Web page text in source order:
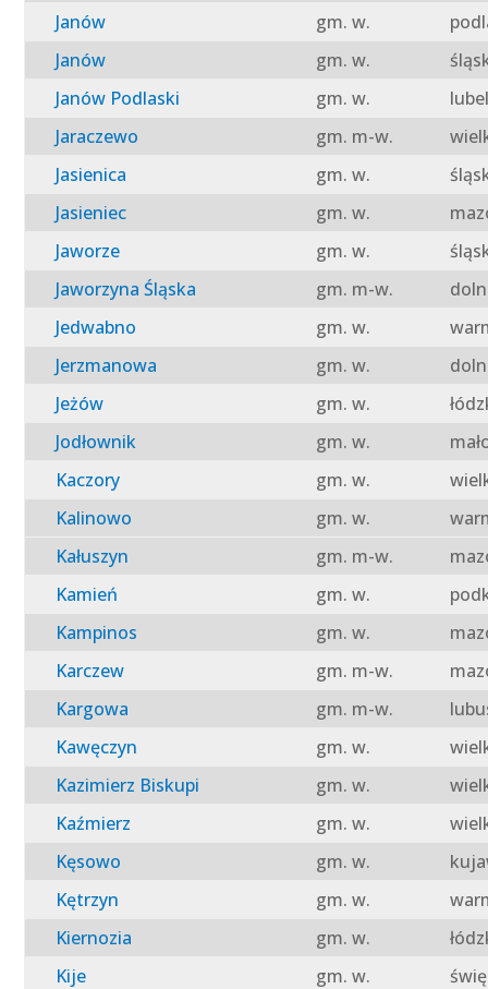
Janów gm. w.
Janów
gm. w.
Janów Podlaski
gm. w.
Jaraczewo
gm. m-w.
Jasienica
gm. w.
Jasieniec
gm. w.
Jaworze
gm. w.
Jaworzyna Śląska
gm. m-w.
Jedwabno
gm. w.
Jerzmanowa
gm. w.
Jeżów
gm. w.
Jodłownik
gm. w.
Kaczory
gm. w.
Kalinowo
gm. w.
Kałuszyn
gm. m-w.
Kamień
gm. w.
Kampinos
gm. w.
Karczew
gm. m-w.
Kargowa
gm. m-w.
Kawęczyn
gm. w.
Kazimierz Biskupi
gm. w.
Kaźmierz
gm. w.
Kęsowo
gm. w.
Kętrzyn
gm. w.
Kiernozia
gm. w.
Kije
gm. w.